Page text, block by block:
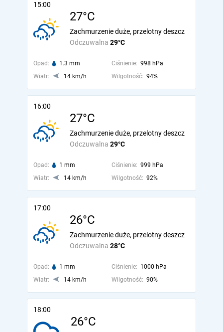
15:00
27°C
Odczuwalna 29°C
Zachmurzenie duże, przelotny deszcz
Opad: 1.3 mm Ciśnienie: 998 hPa
Wiatr:
14 km/h Wilgotność: 94%
16:00
27°C
Odczuwalna 29°C
Zachmurzenie duże, przelotny deszcz
Opad: 1 mm Ciśnienie: 999 hPa
Wiatr:
14 km/h Wilgotność: 92%
17:00
26°C
Odczuwalna 28°C
Zachmurzenie duże, przelotny deszcz
Opad: 1 mm Ciśnienie: 1000 hPa
Wiatr:
14 km/h Wilgotność: 90%
18:00
26°C